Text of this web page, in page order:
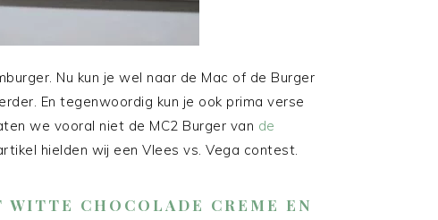
Nu kun je wel naar de Mac of de Burger
En tegenwoordig kun je ook prima verse
we vooral niet de MC2 Burger van de
hielden wij een Vlees vs. Vega contest.
WITTE CHOCOLADE CREME EN